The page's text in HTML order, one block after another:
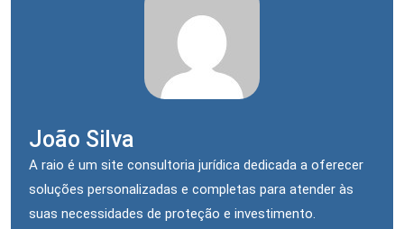
João Silva
A raio é um site consultoria jurídica dedicada a oferecer
soluções personalizadas e completas para atender às
suas necessidades de proteção e investimento.